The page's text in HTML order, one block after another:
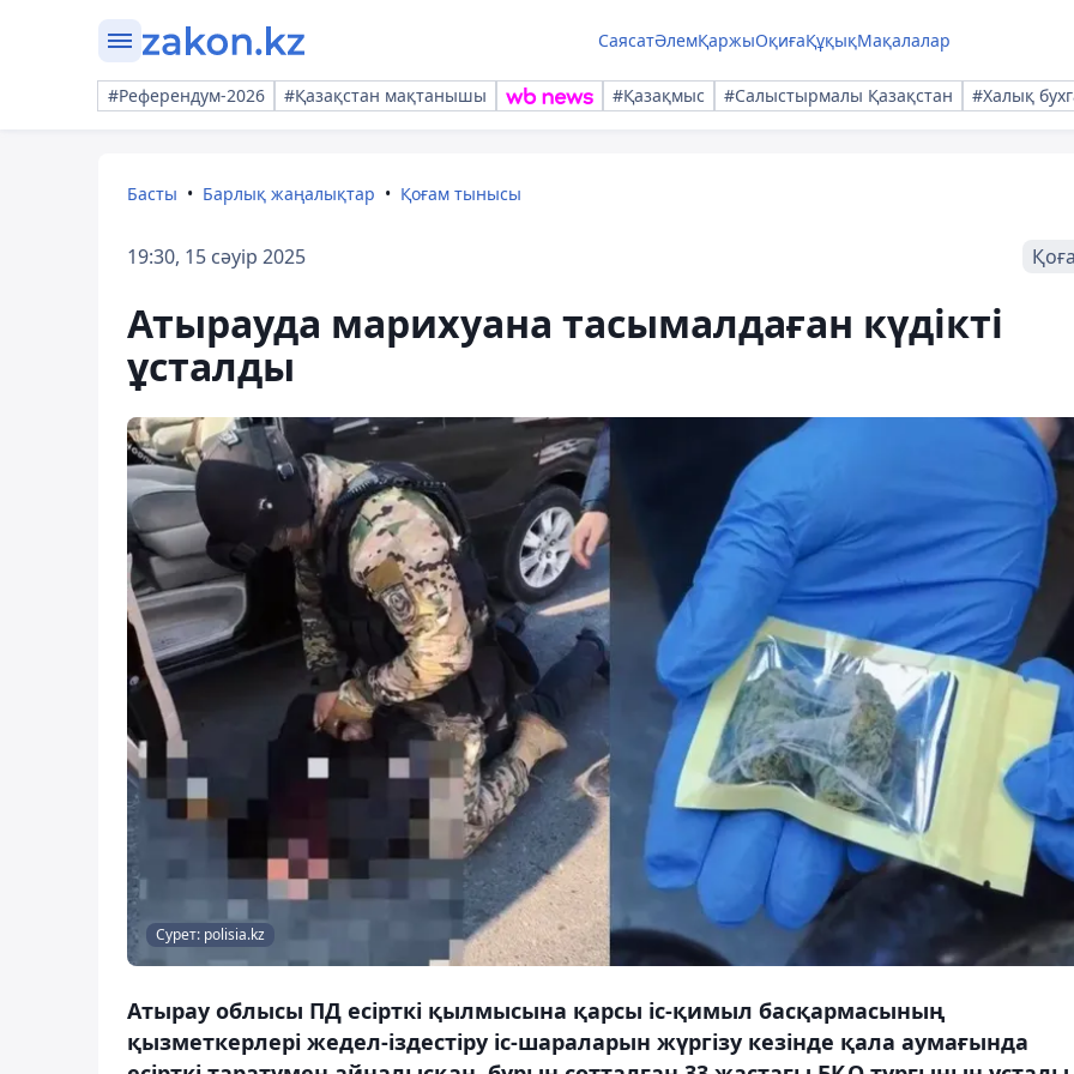
СаясатӘлемҚаржыОқиғаҚұқықМақалалар
#Референдум-2026 #Қазақстан мақтанышы #Қазақмыс #Салыстырмалы Қазақстан #Халық
Басты Барлық жаңалықтар Қоғам тынысы
19:30, 15 сәуір 2025
Атырауда марихуана тасымалдаған күдікті
ұсталды
Сурет: polisia.kz
Атырау облысы ПД есірткі қылмысына қарсы іс-қимыл басқармасының
қызметкерлері жедел-іздестіру іс-шараларын жүргізу кезінде қала аумағында